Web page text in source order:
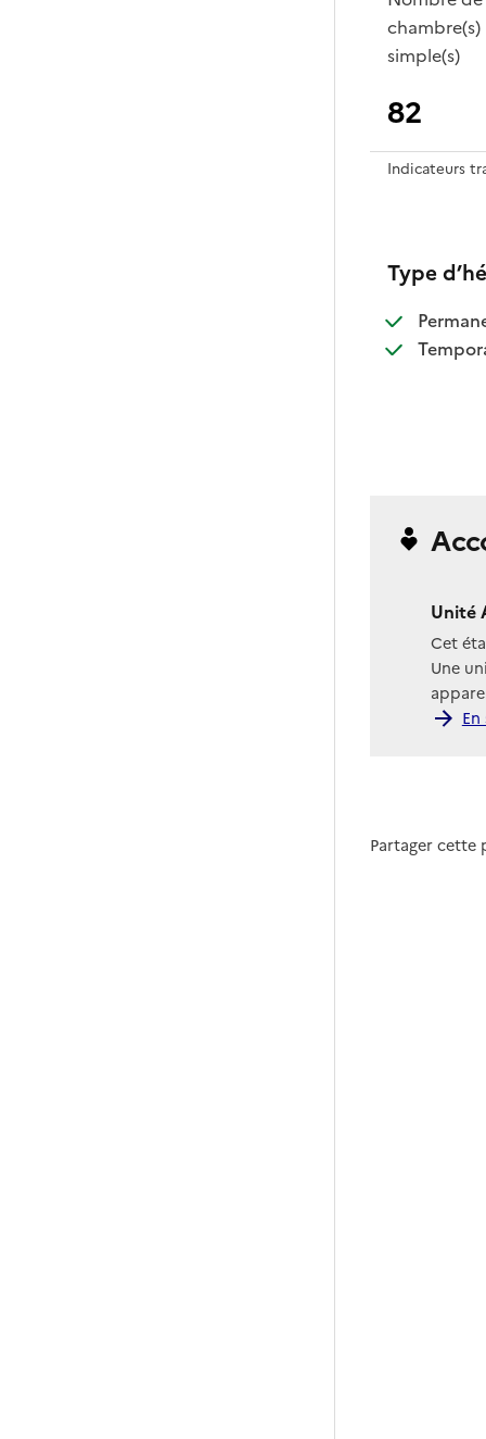
chambre(s)
simple(s)
82
Indicateurs
Type
:
Unité
Cet
Une
Partager cette